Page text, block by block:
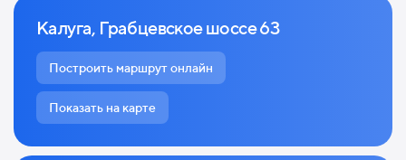
Калуга, Грабцевское шоссе 63
Построить маршрут онлайн
Показать на карте